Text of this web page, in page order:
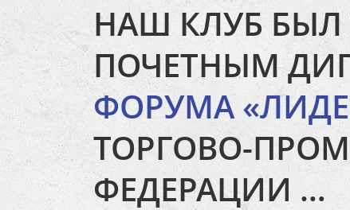
НАШ КЛУБ БЫЛ
ПОЧЕТНЫМ
ФОРУМА
ТОРГОВО-
ФЕДЕРАЦИИ …